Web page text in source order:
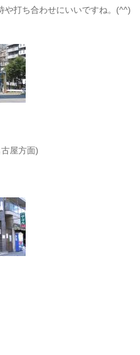
や打ち合わせにいいですね。(^^)
屋方面)